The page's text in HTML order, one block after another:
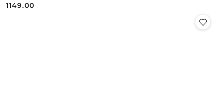
Cena:
1149.00